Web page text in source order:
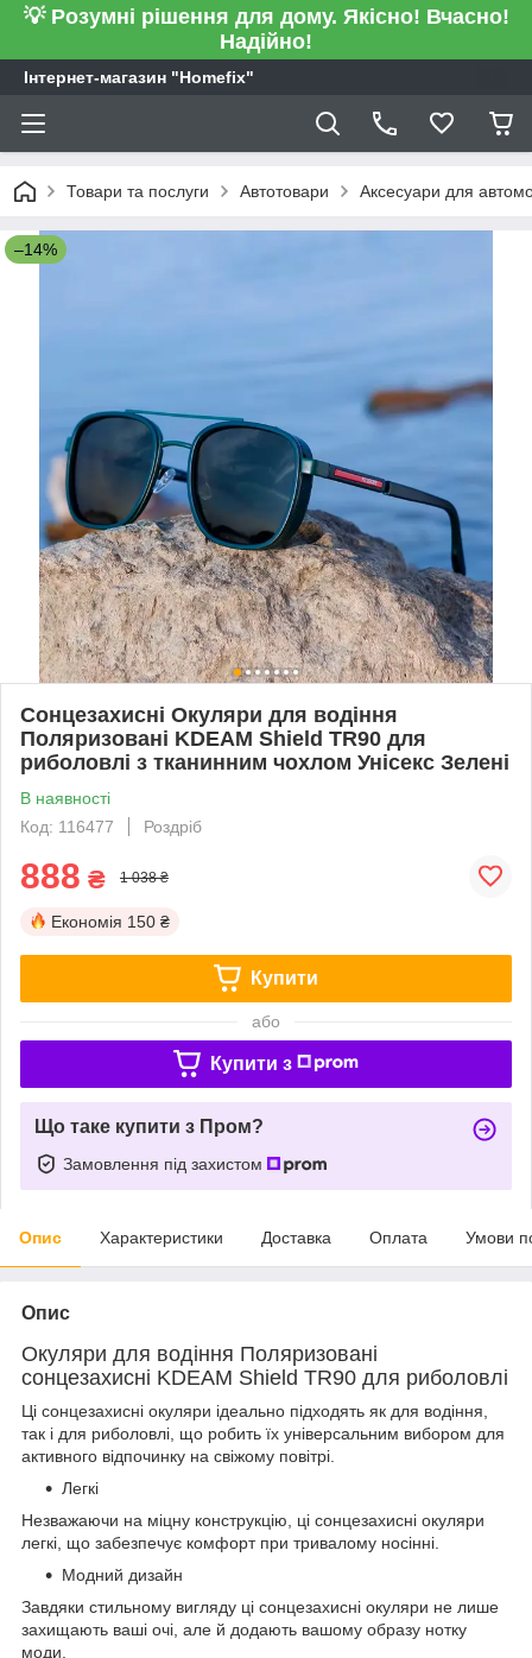
💡 Розумні рішення для дому. Якісно! Вчасно!
Надійно!
Інтернет-магазин "Homefix"
Товари та послуги Автотовари Аксесуари для
–14%
Сонцезахисні Окуляри для водіння
Поляризовані KDEAM Shield TR90 для
риболовлі з тканинним чохлом Унісекс Зелені
В наявності
Код: 116477
Роздріб
888 ₴ 1 038 ₴
Економія 150 ₴
Купити
або
Купити з
Що таке купити з Пром?
Замовлення під захистом
Опис Характеристики Доставка Оплата Умови
Опис
Окуляри для водіння Поляризовані
сонцезахисні KDEAM Shield TR90 для риболовлі
Ці сонцезахисні окуляри ідеально підходять як для водіння,
так і для риболовлі, що робить їх універсальним вибором для
активного відпочинку на свіжому повітрі.
Легкі
Незважаючи на міцну конструкцію, ці сонцезахисні окуляри
легкі, що забезпечує комфорт при тривалому носінні.
Модний дизайн
Завдяки стильному вигляду ці сонцезахисні окуляри не лише
захищають ваші очі, але й додають вашому образу нотку
моди.